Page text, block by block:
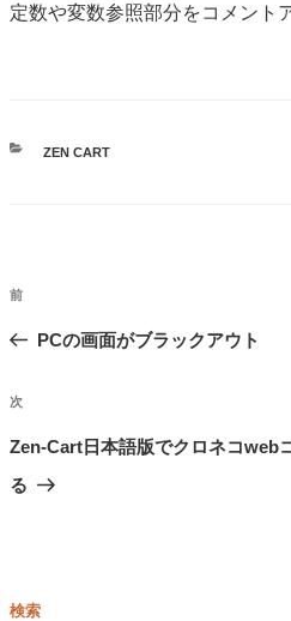
定数や変数参照部分をコメント
カ
ZEN CART
稿
ナ
ゲ
ー
シ
前
の
稿
前
PCの画面がブラックアウト
次
の
投
次
Zen-Cart日本語版でクロネコweb
る
検索